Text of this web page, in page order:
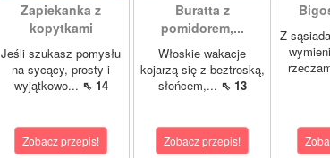
Zapiekanka z
kopytkami
Jeśli szukasz pomysłu
na sycący, prosty i
wyjątkowo... ⇖ 14
Zobacz przepis!
Buratta z
pomidorem,...
Włoskie wakacje
kojarzą się z beztroską,
słońcem,... ⇖ 13
Zobacz przepis!
Z